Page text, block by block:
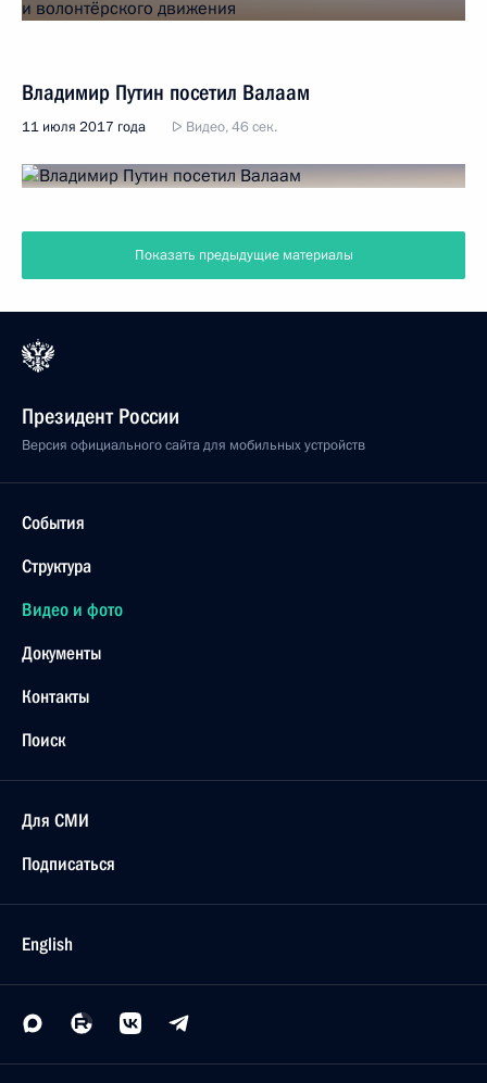
Владимир Путин посетил Валаам
11 июля 2017 года Видео, 46 сек.
Показать предыдущие материалы
Президент России
Версия официального сайта для мобильных устройств
События
Структура
Видео и фото
Документы
Контакты
Поиск
Для СМИ
Подписаться
English